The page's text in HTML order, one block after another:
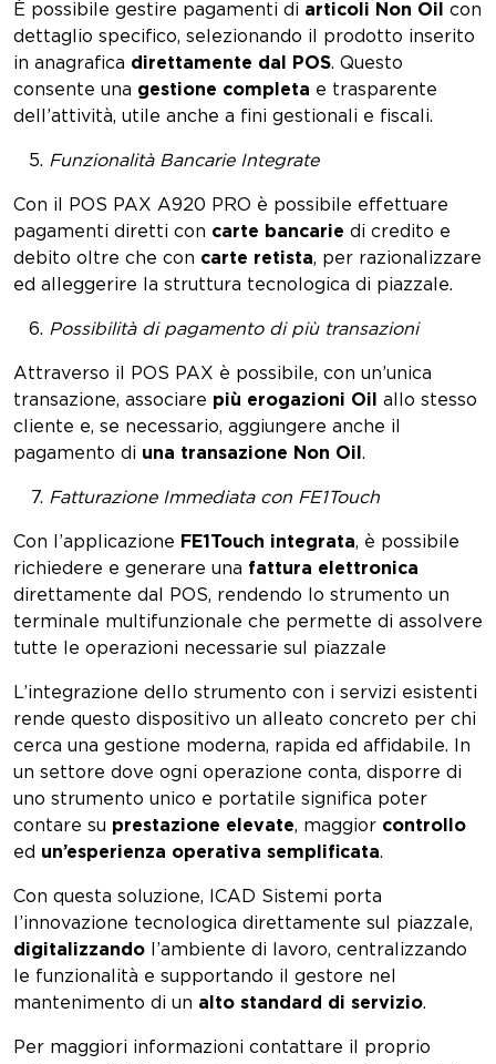
È possibile gestire pagamenti di articoli Non Oil
con
dettaglio specifico, selezionando il prodotto inserito
in anagrafica direttamente dal POS. Questo
consente una gestione completa e trasparente
dell’attività, utile anche a fini gestionali e fiscali.
Funzionalità Bancarie Integrate
Con il POS PAX A920 PRO è possibile effettuare
pagamenti diretti con carte bancarie di credito e
debito oltre che con carte retista, per razionalizzare
ed alleggerire la struttura tecnologica di piazzale.
Possibilità di pagamento di più transazioni
Attraverso il POS PAX è possibile, con un’unica
transazione, associare più erogazioni Oil
allo stesso
cliente e, se necessario, aggiungere anche il
pagamento di una transazione Non Oil .
Fatturazione Immediata con FE1Touch
Con l’applicazione FE1Touch integrata, è possibile
richiedere e generare una fattura elettronica
direttamente dal POS, rendendo lo strumento un
terminale multifunzionale che permette di assolvere
tutte le operazioni necessarie sul piazzale
L’integrazione dello strumento con i servizi esistenti
rende questo dispositivo un alleato concreto per chi
cerca una gestione moderna, rapida ed affidabile. In
un settore dove ogni operazione conta, disporre di
uno strumento unico e portatile significa poter
contare su prestazione elevate, maggior controllo
ed un’esperienza operativa semplificata.
Con questa soluzione, ICAD Sistemi porta
l’innovazione tecnologica direttamente sul piazzale,
digitalizzando l’ambiente di lavoro, centralizzando
le funzionalità e supportando il gestore nel
mantenimento di un alto standard di servizio.
Per maggiori informazioni contattare il proprio